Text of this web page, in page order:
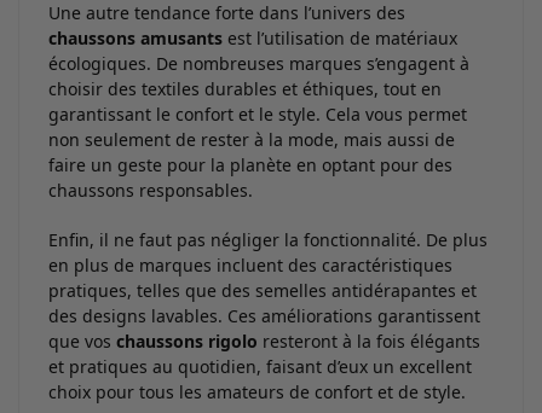
Une autre tendance forte dans l’univers des
chaussons amusants est l’utilisation de matériaux
écologiques. De nombreuses marques s’engagent à
choisir des textiles durables et éthiques, tout en
garantissant le confort et le style. Cela vous permet
non seulement de rester à la mode, mais aussi de
faire un geste pour la planète en optant pour des
chaussons responsables.
Enfin, il ne faut pas négliger la fonctionnalité. De plus
en plus de marques incluent des caractéristiques
pratiques, telles que des semelles antidérapantes et
des designs lavables. Ces améliorations garantissent
que vos chaussons rigolo resteront à la fois élégants
et pratiques au quotidien, faisant d’eux un excellent
choix pour tous les amateurs de confort et de style.